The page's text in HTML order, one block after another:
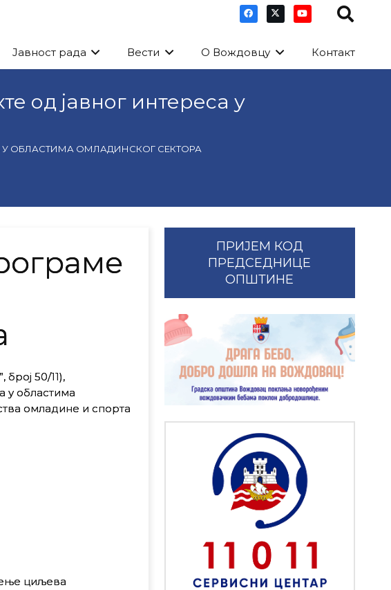
Јавност рада Вести О Вождовцу Контакт
од јавног интереса у
У ОБЛАСТИМА ОМЛАДИНСКОГ СЕКТОРА
50/11),
у областима
омладине и спорта
циљева
ПРИЈЕМ КОД
ПРЕДСЕДНИЦЕ
ОПШТИНЕ